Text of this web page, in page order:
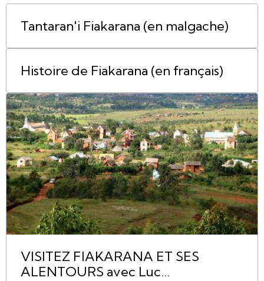
Tantaran'i Fiakarana (en malgache)
Histoire de Fiakarana (en français)
VISITEZ FIAKARANA ET SES
ALENTOURS avec Luc